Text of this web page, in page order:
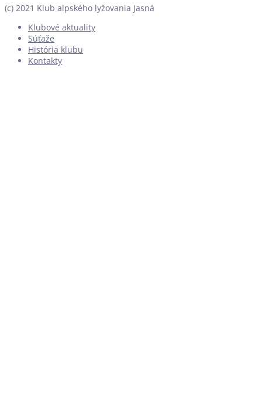
(c) 2021 Klub alpského lyžovania Jasná
Klubové aktuality
Súťaže
História klubu
Kontakty